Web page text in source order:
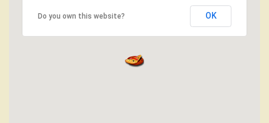
Do you own this website? OK